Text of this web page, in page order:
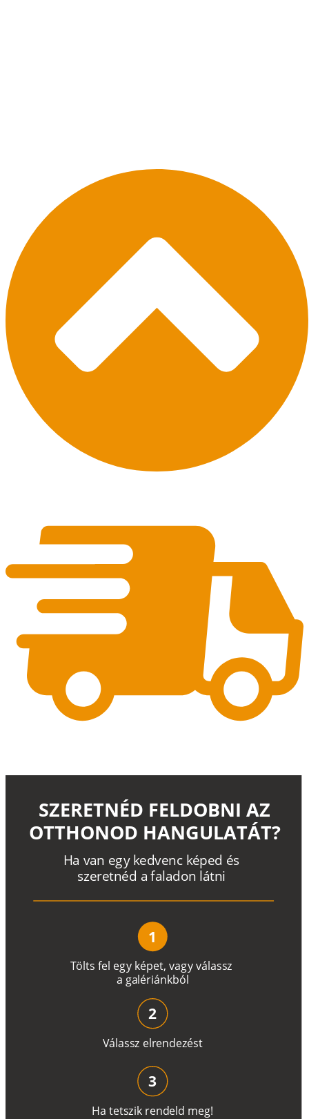
Tölts fel egy képet, vagyválassz
a galériánkból
Ha van egy kedvenc képed és
szeretnéd a faladon látni
SZERETNÉD FELDOBNI AZ
OTTHONOD HANGULATÁT?
1
Válassz elrendezést
2
Ha tetszik rendeld meg!
3